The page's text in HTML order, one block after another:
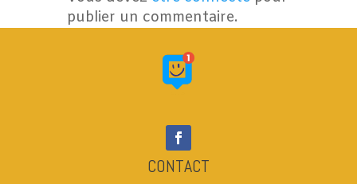
publier un commentaire.
CONTACT